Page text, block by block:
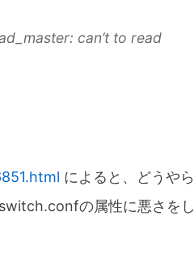
can’t to read
によると、どうやら
の属性に悪さをし